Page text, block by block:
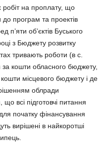
на проплату, що
до програм та проектів
п’яти об’єктів Буського
з Бюджету розвитку
тривають роботи (в с.
кошти обласного бюджету,
місцевого бюджету і де
облради
всі підготовчі питання
початку фінансування
вирішені в найкоротші